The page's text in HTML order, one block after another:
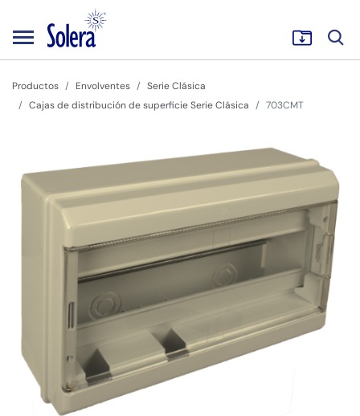
Productos Envolventes
Serie Clásica
Cajas de distribución de superficie Serie Clásica
703CMT